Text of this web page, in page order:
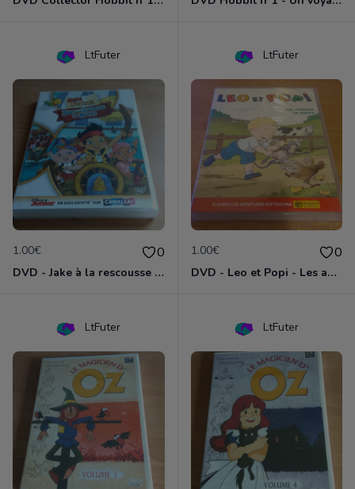
LtFuter
1.00€ 0
DVD - Jake à la rescousse de Bucky
LtFuter
1.00€ 0
DVD - Leo et Popi - Les animaux de la nature
LtFuter LtFuter